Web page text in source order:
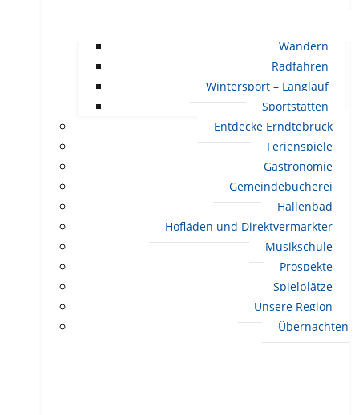
Wandern
Radfahren
Wintersport – Langlauf
Sportstätten
Entdecke Erndtebrück
Ferienspiele
Gastronomie
Gemeindebücherei
Hallenbad
Hofläden und Direktvermarkter
Musikschule
Prospekte
Spielplätze
Unsere Region
Übernachten